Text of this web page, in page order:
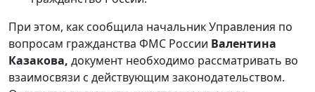
При этом, как сообщила начальник Управления по
вопросам гражданства ФМС России Валентина
Казакова, документ необходимо рассматривать во
взаимосвязи с действующим законодательством.